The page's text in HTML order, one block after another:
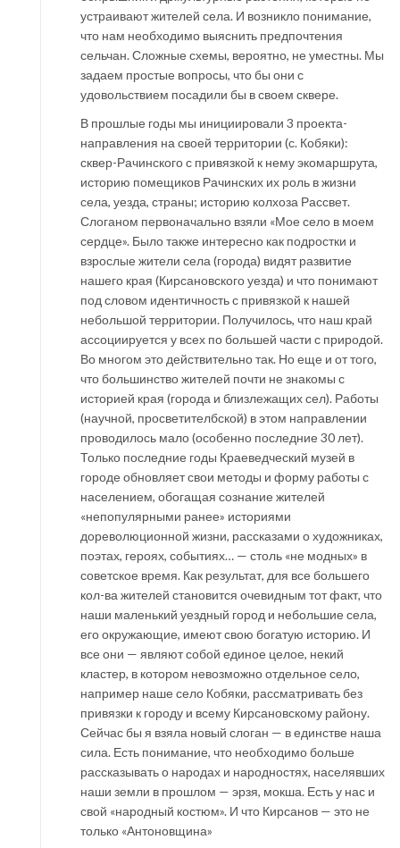
устраивают жителей села. И возникло понимание,
что нам необходимо выяснить предпочтения
сельчан. Сложные схемы, вероятно, не уместны. Мы
задаем простые вопросы, что бы они с
удовольствием посадили бы в своем сквере.
В прошлые годы мы инициировали 3 проекта-
направления на своей территории (с. Кобяки):
сквер-Рачинского с привязкой к нему экомаршрута,
историю помещиков Рачинских их роль в жизни
села, уезда, страны; историю колхоза Рассвет.
Слоганом первоначально взяли «Мое село в моем
сердце». Было также интересно как подростки и
взрослые жители села (города) видят развитие
нашего края (Кирсановского уезда) и что понимают
под словом идентичность с привязкой к нашей
небольшой территории. Получилось, что наш край
ассоциируется у всех по большей части с природой.
Во многом это действительно так. Но еще и от того,
что большинство жителей почти не знакомы с
историей края (города и близлежащих сел). Работы
(научной, просветителбской) в этом направлении
проводилось мало (особенно последние 30 лет).
Только последние годы Краеведческий музей в
городе обновляет свои методы и форму работы с
населением, обогащая сознание жителей
«непопулярными ранее» историями
дореволюционной жизни, рассказами о художниках,
поэтах, героях, событиях… — столь «не модных» в
советское время. Как результат, для все большего
кол-ва жителей становится очевидным тот факт, что
наши маленький уездный город и небольшие села,
его окружающие, имеют свою богатую историю. И
все они — являют собой единое целое, некий
кластер, в котором невозможно отдельное село,
например наше село Кобяки, рассматривать без
привязки к городу и всему Кирсановскому району.
Сейчас бы я взяла новый слоган — в единстве наша
сила. Есть понимание, что необходимо больше
рассказывать о народах и народностях, населявших
наши земли в прошлом — эрзя, мокша. Есть у нас и
свой «народный костюм». И что Кирсанов — это не
только «Антоновщина»